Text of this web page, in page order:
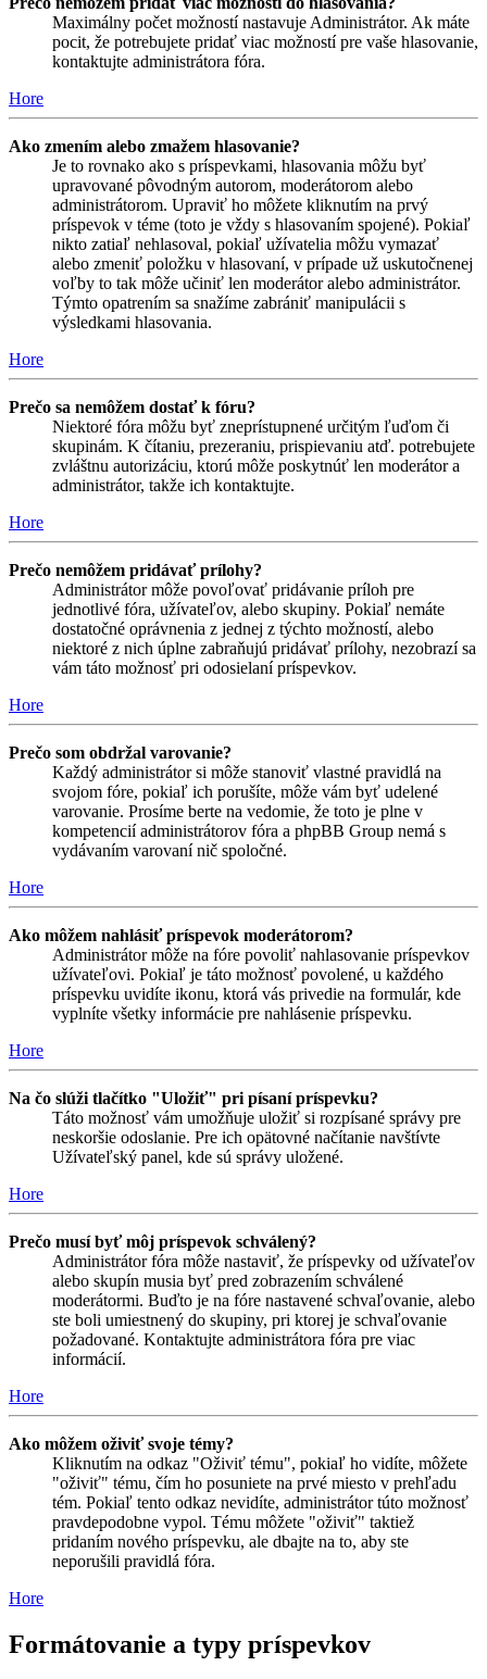
Maximálny počet možností nastavuje Administrátor. Ak máte
pocit, že potrebujete pridať viac možností pre vaše hlasovanie,
kontaktujte administrátora fóra.
Hore
Ako zmením alebo zmažem hlasovanie?
Je to rovnako ako s príspevkami, hlasovania môžu byť
upravované pôvodným autorom, moderátorom alebo
administrátorom. Upraviť ho môžete kliknutím na prvý
príspevok v téme (toto je vždy s hlasovaním spojené). Pokiaľ
nikto zatiaľ nehlasoval, pokiaľ užívatelia môžu vymazať
alebo zmeniť položku v hlasovaní, v prípade už uskutočnenej
voľby to tak môže učiniť len moderátor alebo administrátor.
Týmto opatrením sa snažíme zabrániť manipulácii s
výsledkami hlasovania.
Hore
Prečo sa nemôžem dostať k fóru?
Niektoré fóra môžu byť zneprístupnené určitým ľuďom či
skupinám. K čítaniu, prezeraniu, prispievaniu atď. potrebujete
zvláštnu autorizáciu, ktorú môže poskytnúť len moderátor a
administrátor, takže ich kontaktujte.
Hore
Prečo nemôžem pridávať prílohy?
Administrátor môže povoľovať pridávanie príloh pre
jednotlivé fóra, užívateľov, alebo skupiny. Pokiaľ nemáte
dostatočné oprávnenia z jednej z týchto možností, alebo
niektoré z nich úplne zabraňujú pridávať prílohy, nezobrazí sa
vám táto možnosť pri odosielaní príspevkov.
Hore
Prečo som obdržal varovanie?
Každý administrátor si môže stanoviť vlastné pravidlá na
svojom fóre, pokiaľ ich porušíte, môže vám byť udelené
varovanie. Prosíme berte na vedomie, že toto je plne v
kompetencií administrátorov fóra a phpBB Group nemá s
vydávaním varovaní nič spoločné.
Hore
Ako môžem nahlásiť príspevok moderátorom?
Administrátor môže na fóre povoliť nahlasovanie príspevkov
užívateľovi. Pokiaľ je táto možnosť povolené, u každého
príspevku uvidíte ikonu, ktorá vás privedie na formulár, kde
vyplníte všetky informácie pre nahlásenie príspevku.
Hore
Na čo slúži tlačítko "Uložiť" pri písaní príspevku?
Táto možnosť vám umožňuje uložiť si rozpísané správy pre
neskoršie odoslanie. Pre ich opätovné načítanie navštívte
Užívateľský panel, kde sú správy uložené.
Hore
Prečo musí byť môj príspevok schválený?
Administrátor fóra môže nastaviť, že príspevky od užívateľov
alebo skupín musia byť pred zobrazením schválené
moderátormi. Buďto je na fóre nastavené schvaľovanie, alebo
ste boli umiestnený do skupiny, pri ktorej je schvaľovanie
požadované. Kontaktujte administrátora fóra pre viac
informácií.
Hore
Ako môžem oživiť svoje témy?
Kliknutím na odkaz "Oživiť tému", pokiaľ ho vidíte, môžete
"oživiť" tému, čím ho posuniete na prvé miesto v prehľadu
tém. Pokiaľ tento odkaz nevidíte, administrátor túto možnosť
pravdepodobne vypol. Tému môžete "oživiť" taktiež
pridaním nového príspevku, ale dbajte na to, aby ste
neporušili pravidlá fóra.
Hore
Formátovanie a typy príspevkov